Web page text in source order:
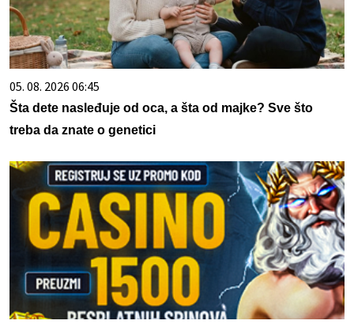
05. 08. 2026 06:45
Šta dete nasleđuje od oca, a šta od majke? Sve što
treba da znate o genetici